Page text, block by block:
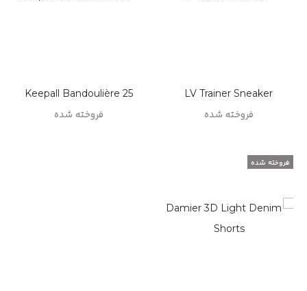
LV Trainer Sneaker
فروخته شده
Keepall Bandoulière 25
فروخته شده
فروخته شده